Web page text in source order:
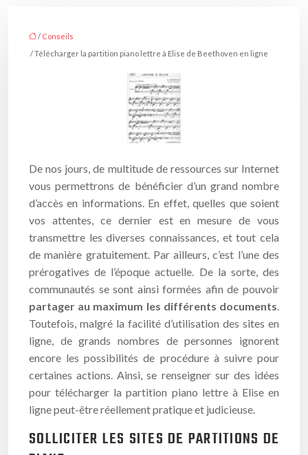
/ Conseils
/ Télécharger la partition piano lettre à Elise de Beethoven en ligne
De nos jours, de multitude de ressources sur Internet
vous permettrons de bénéficier d’un grand nombre
d’accès en informations. En effet, quelles que soient
vos attentes, ce dernier est en mesure de vous
transmettre les diverses connaissances, et tout cela
de manière gratuitement. Par ailleurs, c’est l’une des
prérogatives de l’époque actuelle. De la sorte, des
communautés se sont ainsi formées afin de pouvoir
partager au maximum les différents documents.
Toutefois, malgré la facilité d’utilisation des sites en
ligne, de grands nombres de personnes ignorent
encore les possibilités de procédure à suivre pour
certaines actions. Ainsi, se renseigner sur des idées
pour télécharger la partition piano lettre à Elise en
ligne peut-être réellement pratique et judicieuse.
SOLLICITER LES SITES DE PARTITIONS DE